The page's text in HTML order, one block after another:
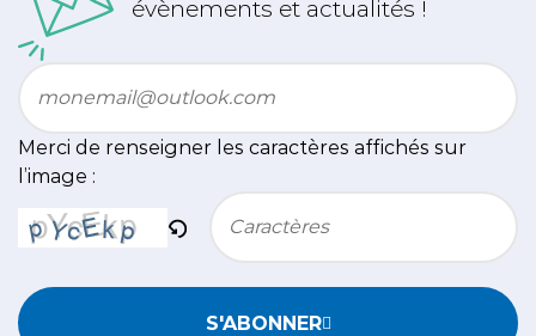
évènements et actualités !
Email
Merci de renseigner les caractères affichés sur
l’image :
S'ABONNER